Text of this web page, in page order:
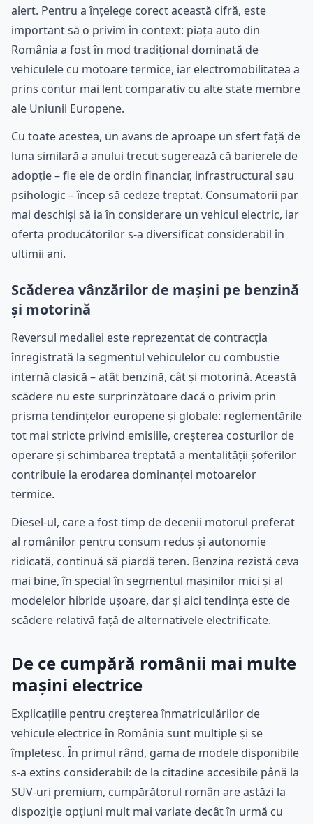
alert. Pentru a înțelege corect această cifră, este
important să o privim în context: piața auto din
România a fost în mod tradițional dominată de
vehiculele cu motoare termice, iar electromobilitatea a
prins contur mai lent comparativ cu alte state membre
ale Uniunii Europene.
Cu toate acestea, un avans de aproape un sfert față de
luna similară a anului trecut sugerează că barierele de
adopție – fie ele de ordin financiar, infrastructural sau
psihologic – încep să cedeze treptat. Consumatorii par
mai deschiși să ia în considerare un vehicul electric, iar
oferta producătorilor s-a diversificat considerabil în
ultimii ani.
Scăderea vânzărilor de mașini pe benzină
și motorină
Reversul medaliei este reprezentat de contracția
înregistrată la segmentul vehiculelor cu combustie
internă clasică – atât benzină, cât și motorină. Această
scădere nu este surprinzătoare dacă o privim prin
prisma tendințelor europene și globale: reglementările
tot mai stricte privind emisiile, creșterea costurilor de
operare și schimbarea treptată a mentalității șoferilor
contribuie la erodarea dominanței motoarelor
termice.
Diesel-ul, care a fost timp de decenii motorul preferat
al românilor pentru consum redus și autonomie
ridicată, continuă să piardă teren. Benzina rezistă ceva
mai bine, în special în segmentul mașinilor mici și al
modelelor hibride ușoare, dar și aici tendința este de
scădere relativă față de alternativele electrificate.
De ce cumpără românii mai multe
mașini electrice
Explicațiile pentru creșterea înmatriculărilor de
vehicule electrice în România sunt multiple și se
împletesc. În primul rând, gama de modele disponibile
s-a extins considerabil: de la citadine accesibile până la
SUV-uri premium, cumpărătorul român are astăzi la
dispoziție opțiuni mult mai variate decât în urmă cu